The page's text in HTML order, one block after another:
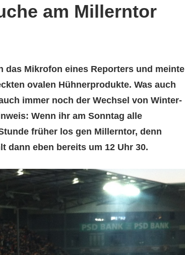
am Millerntor
das Mikrofon eines Reporters und meinte
ovalen Hühnerprodukte. Was auch
immer noch der Wechsel von Winter-
Wenn ihr am Sonntag alle
früher los gen Millerntor, denn
dann eben bereits um 12 Uhr 30.